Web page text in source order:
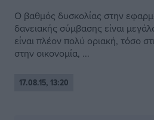
Ο βαθμός δυσκολίας στην
δανειακής σύμβασης είναι
είναι πλέον πολύ οριακή, τόσο
στην οικονομία, ...
17.08.15, 13:20